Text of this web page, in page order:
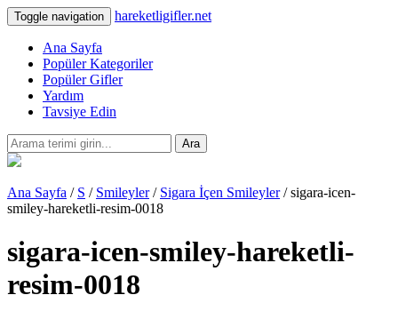
Toggle navigation hareketligifler.net
Ana Sayfa
Popüler Kategoriler
Popüler Gifler
Yardım
Tavsiye Edin
Ara
Ana Sayfa / S / Smileyler/ Sigara İçen Smileyler/ sigara-icen-
smiley-hareketli-resim-0018
sigara-icen-smiley-hareketli-
resim-0018